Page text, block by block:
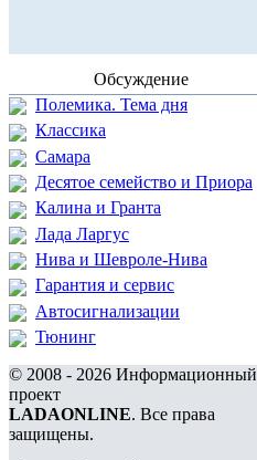
Обсуждение
Полемика. Тема дня
Классика
Самара
Десятое семейство и Приора
Калина и Гранта
Лада Ларгус
Нива и Шевроле-Нива
Гарантия и сервис
Автосигнализации
Тюнинг
© 2008 - 2026 Информационный
проект
LADAONLINE. Все права
защищены.